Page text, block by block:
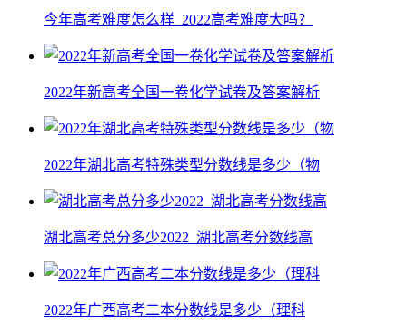
今年高考难度怎么样_2022高考难度大吗？
2022年新高考全国一卷化学试卷及答案解析
2022年湖北高考特殊类型分数线是多少（物
湖北高考总分多少2022_湖北高考分数线高
2022年广西高考二本分数线是多少（理科